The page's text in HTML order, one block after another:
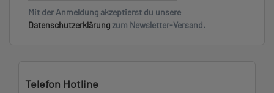
Mit der Anmeldung akzeptierst du unsere
Datenschutzerklärung zum Newsletter-Versand.
Telefon Hotline